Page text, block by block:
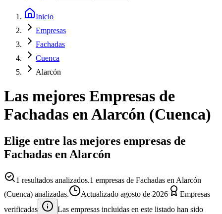
Inicio
Empresas
Fachadas
Cuenca
Alarcón
Las mejores Empresas de
Fachadas enAlarcón (Cuenca)
Elige entre las mejores empresas de
Fachadas en Alarcón
1 resultados analizados.1 empresas de Fachadas en Alarcón
(Cuenca) analizadas.
Actualizado agosto de 2026
Empresas
verificadas
Las empresas incluidas en este listado han sido